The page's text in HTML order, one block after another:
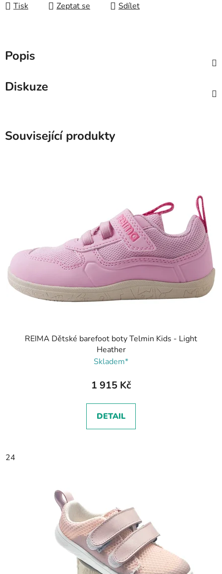
Tisk Zeptat se Sdílet
Popis
Diskuze
Související produkty
REIMA Dětské barefoot boty Telmin Kids - Light
Heather
Skladem*
1 915 Kč
DETAIL
24